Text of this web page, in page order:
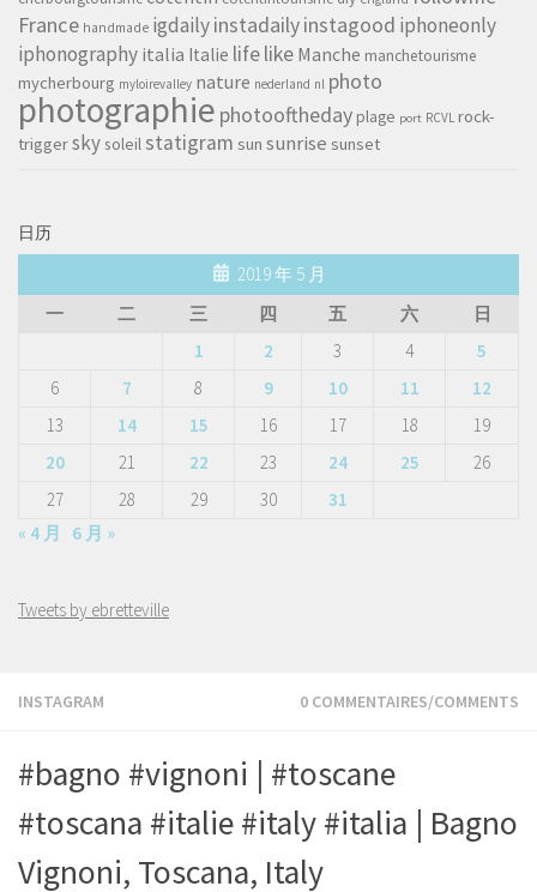
INSTAGRAM 0 COMMENTAIRES/COMMENTS
#bagno #vignoni | #toscane
#toscana #italie #italy #italia | Bagno
Vignoni, Toscana, Italy
France handmade igdailyinstadailyinstagood iphoneonly
iphonography italia Italie lifelike Manche manchetourisme
mycherbourg myloirevalley nature nederland nl photo
photographie photooftheday plage port RCVL rock-
triggerskysoleilstatigram sun sunrise sunset
日历
2019 年 5 月
一
二 三 四 五 六
日
1
2 3 4
5
6
7 8 9 10 11
12
13
14 15 16 17 18
19
20
21 22 23 24 25
26
27
28 29 30
31
« 4 月
6 月 »
Tweets by ebretteville